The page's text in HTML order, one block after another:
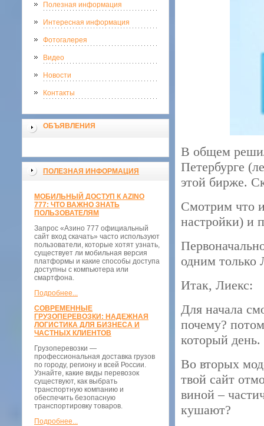
Полезная информация
Интересная информация
Фотогалерея
Видео
Новости
Контакты
ОБЪЯВЛЕНИЯ
ПОЛЕЗНАЯ ИНФОРМАЦИЯ
МОБИЛЬНЫЙ ДОСТУП К AZINO
777: ЧТО ВАЖНО ЗНАТЬ
ПОЛЬЗОВАТЕЛЯМ
Запрос «Азино 777 официальный
сайт вход скачать» часто используют
пользователи, которые хотят узнать,
существует ли мобильная версия
платформы и какие способы доступа
доступны с компьютера или
смартфона.
Подробнее...
СОВРЕМЕННЫЕ
ГРУЗОПЕРЕВОЗКИ: НАДЕЖНАЯ
ЛОГИСТИКА ДЛЯ БИЗНЕСА И
ЧАСТНЫХ КЛИЕНТОВ
Грузоперевозки —
профессиональная доставка грузов
по городу, региону и всей России.
Узнайте, какие виды перевозок
существуют, как выбрать
транспортную компанию и
обеспечить безопасную
транспортировку товаров.
Подробнее...
В общем
Петербурге
этой бирже.
Смотрим что
настройки) и
одним только
Итак, Лиекс:
Для начала
почему?
который день.
Во вторых
твой сайт
виной –
кушают?